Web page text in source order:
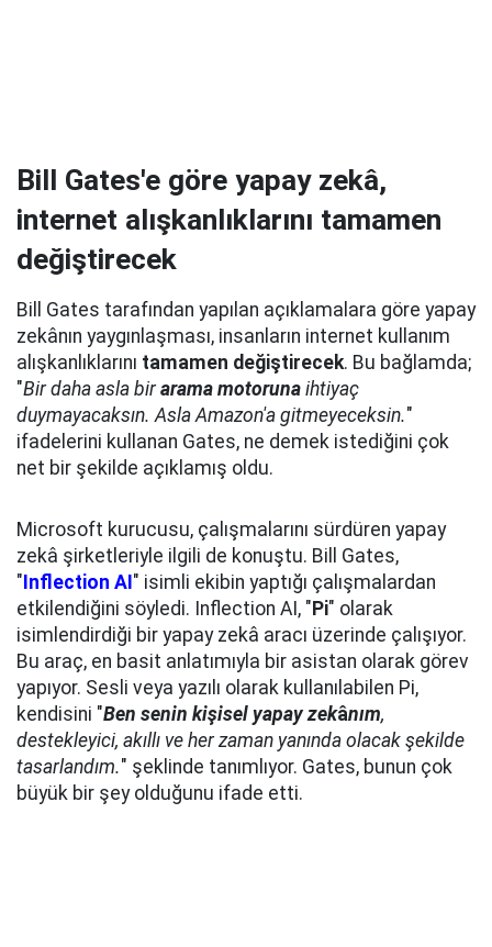
Bill Gates'e göre yapay zekâ,
internet alışkanlıklarını tamamen
değiştirecek
Bill Gates tarafından yapılan açıklamalara göre yapay
zekânın yaygınlaşması, insanların internet kullanım
alışkanlıklarını tamamen değiştirecek. Bu bağlamda;
"Bir daha asla birarama motoruna ihtiyaç
duymayacaksın. Asla Amazon'a gitmeyeceksin."
ifadelerini kullanan Gates, ne demek istediğini çok
net bir şekilde açıklamış oldu.
Microsoft kurucusu, çalışmalarını sürdüren yapay
zekâ şirketleriyle ilgili de konuştu. Bill Gates,
" Inflection AI " isimli ekibin yaptığı çalışmalardan
etkilendiğini söyledi. Inflection AI, " Pi" olarak
isimlendirdiği bir yapay zekâ aracı üzerinde çalışıyor.
Bu araç, en basit anlatımıyla bir asistan olarak görev
yapıyor. Sesli veya yazılı olarak kullanılabilen Pi,
kendisini "Ben senin kişisel yapay zekânım,
destekleyici, akıllı ve her zaman yanında olacak şekilde
tasarlandım." şeklinde tanımlıyor. Gates, bunun çok
büyük bir şey olduğunu ifade etti.